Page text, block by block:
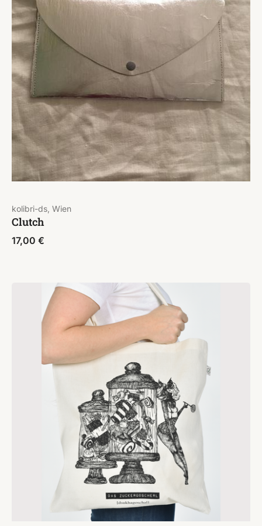
kolibri-ds, Wien
Clutch
17,00 €